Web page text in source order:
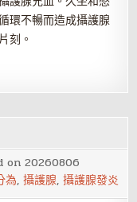
環不暢而造成攝護腺
刻。
on20260806
為,攝護腺,攝護腺發炎